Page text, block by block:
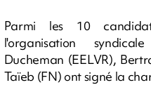
Parmi les 10
l'organisation
Ducheman (EELVR),
Taïeb (FN) ont signé la